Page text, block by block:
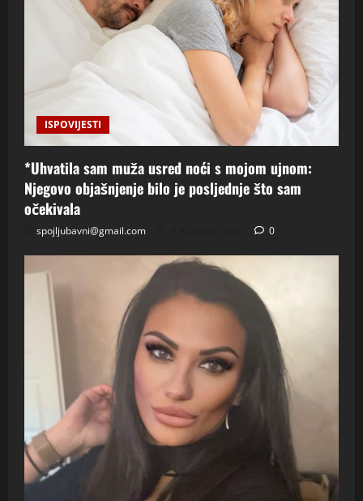
ISPOVIJESTI
*Uhvatila sam muža usred noći s mojom ujnom:
Njegovo objašnjenje bilo je posljednje što sam
očekivala
spojljubavni@gmail.com 0